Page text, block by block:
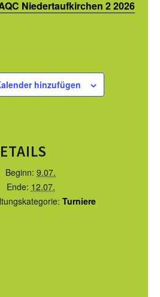
Niedertaufkirchen 2 2026
hinzufügen
Beginn: 9.07.
Ende: 12.07.
Turniere